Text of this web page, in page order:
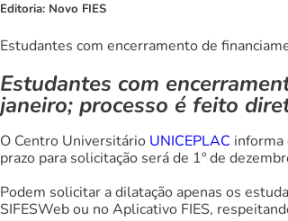
Editoria: Novo FIES
Estudantes com encerramento de
Estudantes com
janeiro; processo é feito
O Centro Universitário UNICEPLAC informa
prazo para solicitação será de 1º de
Podem solicitar a dilatação apenas os
SIFESWeb ou no Aplicativo FIES,